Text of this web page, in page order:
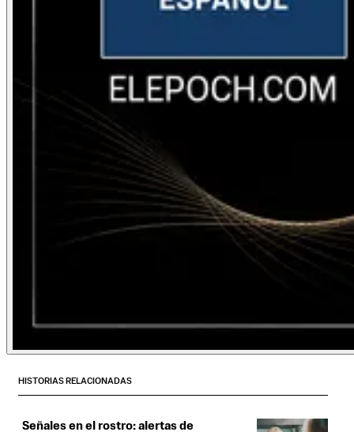
HISTORIAS RELACIONADAS
Señales en el rostro: alertas de